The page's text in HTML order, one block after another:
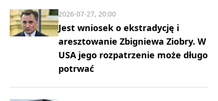
Jest wniosek o ekstradycję i
aresztowanie Zbigniewa Ziobry. W
USA jego rozpatrzenie może długo
potrwać
2026-07-27, 20:00